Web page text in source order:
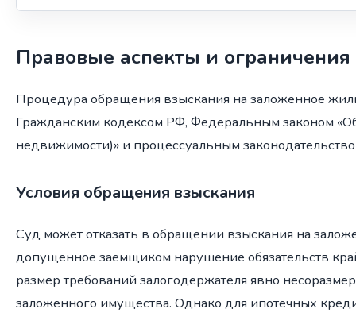
Правовые аспекты и ограничения
Процедура обращения взыскания на заложенное
Гражданским кодексом РФ, Федеральным законом
недвижимости)» и процессуальным
Условия обращения взыскания
Суд может отказать в обращении взыскания на
допущенное заёмщиком нарушение обязательств
размер требований залогодержателя явно
заложенного имущества. Однако для ипотечных